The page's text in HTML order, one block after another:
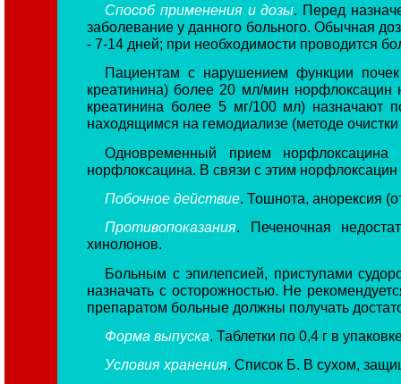
Способ применения и дозы. Перед
заболевание у данного больного. Обычная
- 7-14 дней; при необходимости проводится
Пациентам с нарушением функции почек
креатинина) более 20 мл/мин
креатинина более 5 мг/100 мл) назначают
находящимся на гемодиализе (методе
Одновременный прием норфлоксацина
норфлоксацина. В связи с этим
Побочное действие. Тошнота, анорексия
Противопоказания. Печеночная
хинолонов.
Больным с эпилепсией, приступами
назначать с осторожностью. Не
препаратом больные должны получать
Форма выпуска. Таблетки по 0,4 г в
Условия хранения. Список Б. В сухом,